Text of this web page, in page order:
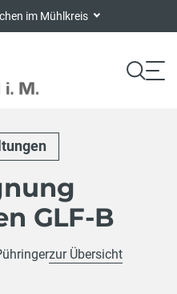
im Mühlkreis
GLF-B
zur Übersicht